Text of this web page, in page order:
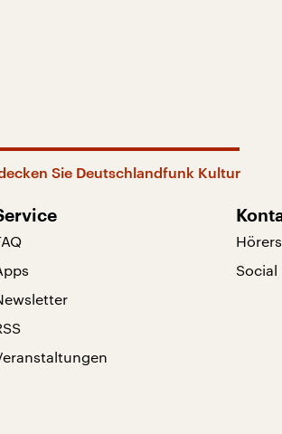
Sie Deutschlandfunk Kultur
Social